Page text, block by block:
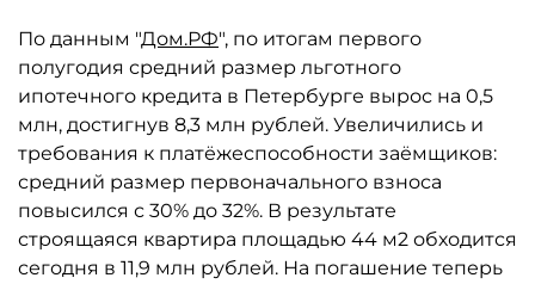
По данным "Дом.РФ", по итогам первого
полугодия средний размер льготного
ипотечного кредита в Петербурге вырос на 0,5
млн, достигнув 8,3 млн рублей. Увеличились и
требования к платёжеспособности заёмщиков:
средний размер первоначального взноса
повысился с 30% до 32%. В результате
строящаяся квартира площадью 44 м2 обходится
сегодня в 11,9 млн рублей. На погашение теперь